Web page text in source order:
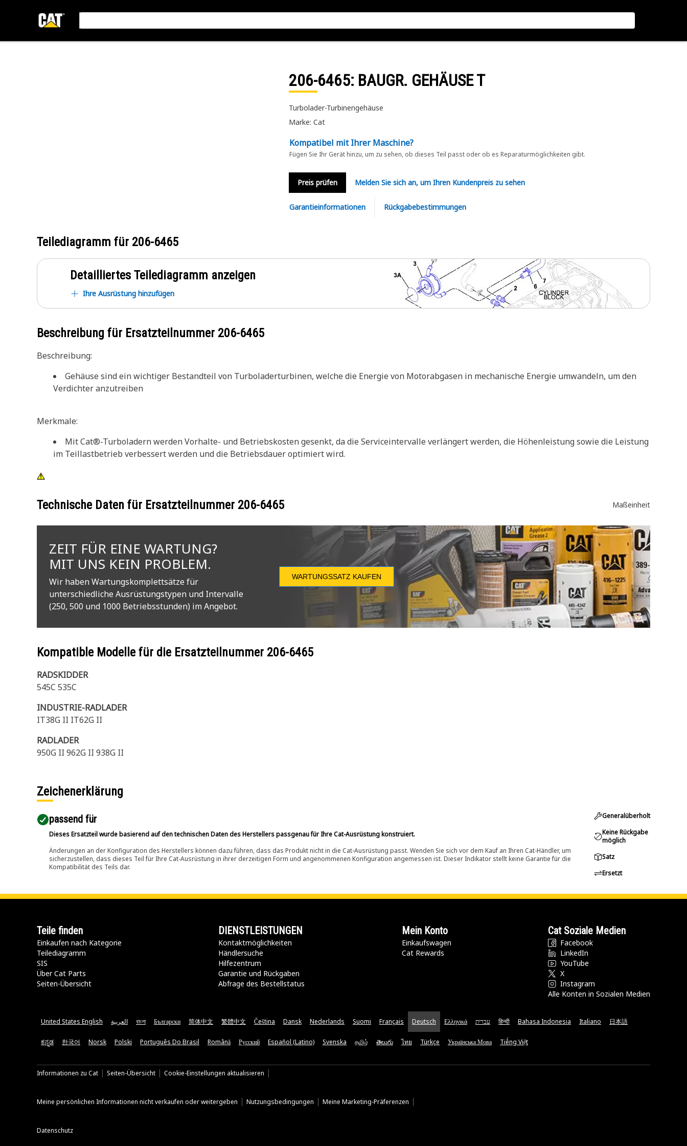
206-6465: BAUGR. GEHÄUSE T
Turbolader-Turbinengehäuse
Marke: Cat
Kompatibel mit Ihrer Maschine?
Fügen Sie Ihr Gerät hinzu, um zu sehen, ob dieses Teil passt oder ob es Reparaturmöglichkeiten gibt.
Preis prüfen Melden Sie sich an, um Ihren Kundenpreis zu sehen
Garantieinformationen Rückgabebestimmungen
Teilediagramm für 206-6465
Detailliertes Teilediagramm anzeigen
Ihre Ausrüstung hinzufügen
Beschreibung für Ersatzteilnummer 206-6465
Beschreibung:
Gehäuse sind ein wichtiger Bestandteil von Turboladerturbinen, welche die Energie von Motorabgasen in mechanische Energie umwandeln, um den
Verdichter anzutreiben
Merkmale:
Mit Cat®-Turboladern werden Vorhalte- und Betriebskosten gesenkt, da die Serviceintervalle verlängert werden, die Höhenleistung sowie die Leistung
im Teillastbetrieb verbessert werden und die Betriebsdauer optimiert wird.
Technische Daten für Ersatzteilnummer 206-6465 Maßeinheit
ZEIT FÜR EINE WARTUNG?
MIT UNS KEIN PROBLEM.
Wir haben Wartungskomplettsätze für
unterschiedliche Ausrüstungstypen und Intervalle
(250, 500 und 1000 Betriebsstunden) im Angebot.
WARTUNGSSATZ KAUFEN
Kompatible Modelle für die Ersatzteilnummer 206-6465
RADSKIDDER
545C 535C
INDUSTRIE-RADLADER
IT38G II IT62G II
RADLADER
950G II 962G II 938G II
Zeichenerklärung
passend für​
Dieses Ersatzteil wurde basierend auf den technischen Daten des Herstellers passgenau für Ihre Cat-Ausrüstung konstruiert.
Änderungen an der Konfiguration des Herstellers können dazu führen, dass das Produkt nicht in die Cat-Ausrüstung passt. Wenden Sie sich vor dem Kauf an Ihren Cat-Händler, um
sicherzustellen, dass dieses Teil für Ihre Cat-Ausrüstung in ihrer derzeitigen Form und angenommenen Konfiguration angemessen ist. Dieser Indikator stellt keine Garantie für die
Kompatibilität des Teils dar.
Generalüberholt
Keine Rückgabe
möglich
Satz
Ersetzt
Teile finden
Einkaufen nach Kategorie
Teilediagramm
SIS
Über Cat Parts
Seiten-Übersicht
DIENSTLEISTUNGEN
Kontaktmöglichkeiten​
Händlersuche
Hilfezentrum
Garantie und Rückgaben
Abfrage des Bestellstatus
Mein Konto
Einkaufswagen
Cat Rewards
Cat Soziale Medien
Facebook
LinkedIn
YouTube
X
Instagram
Alle Konten in Sozialen Medien
United States English العربية বাংলা Български 简体中文 繁體中文 Čeština Dansk Nederlands Suomi Français Deutsch Ελληνικά עברית हिन्दी Bahasa Indonesia Italiano 日本語
ಕನ್ನಡ 한국어 Norsk Polski Português Do Brasil Română Русский Español (Latino) Svenska தமிழ் తెలుగు ไทย Türkçe Українська Мова Tiếng Việt
Informationen zu Cat Seiten-Übersicht Cookie-Einstellungen aktualisieren
Meine persönlichen Informationen nicht verkaufen oder weitergeben Nutzungsbedingungen Meine Marketing-Präferenzen
Datenschutz